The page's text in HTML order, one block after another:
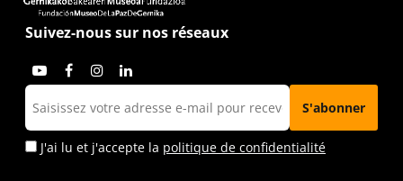
Suivez-nous sur nos réseaux
J'ai lu et j'accepte la politique de confidentialité